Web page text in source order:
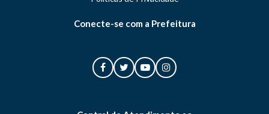
Conecte-se com a Prefeitura